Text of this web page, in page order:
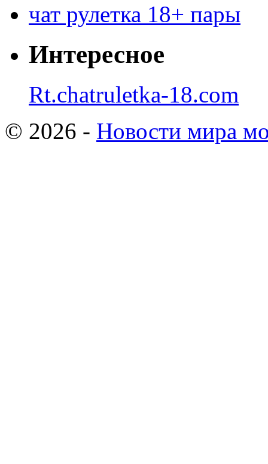
чат рулетка 18+ пары
Интересное
Rt.chatruletka-18.com
© 2026 - Новости мира